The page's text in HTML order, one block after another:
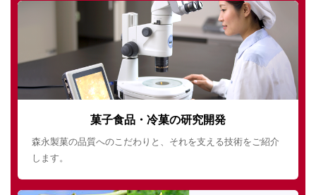
菓子食品・冷菓の研究開発
森永製菓の品質へのこだわりと、それを支える技術をご紹介
します。